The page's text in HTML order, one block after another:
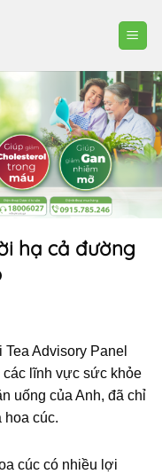
hạ cả đường
Advisory Panel
các lĩnh vực sức khỏe
uống của Anh, đã chỉ
hoa cúc.
cúc có nhiều lợi